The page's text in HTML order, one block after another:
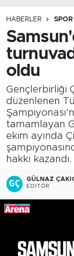
HABERLER SPOR
oldu
Gençlerbirliği
düzenlenen
tamamlayan
ekim ayında
hakkı kazandı.
GÜLNAZ
EDITÖR
Son
Haber